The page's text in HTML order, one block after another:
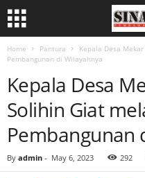
Home Pantura
Kepala Desa
Pembangunan di Wilayahnya
Kepala Desa
Solihin Giat
Pembangunan
By admin - May 6, 2023 292